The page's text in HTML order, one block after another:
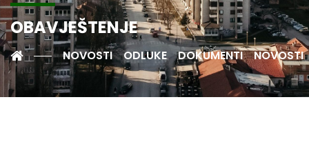
OBAVJEŠTENJE
NOVOSTI ODLUKE DOKUMENTI NOVOSTI